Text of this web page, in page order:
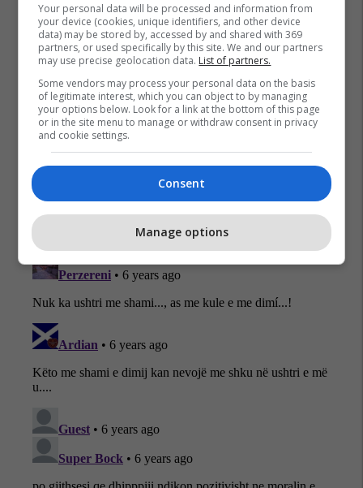
Lvv Labinota Demi-Murtezi
#hashtag
Krenare Vokshi Shala
Your personal data will be processed and information from
your device (cookies, unique identifiers, and other device
data) may be stored by, accessed by and shared with 369
partners, or used specifically by this site. We and our partners
may use precise geolocation data. List of partners.
Some vendors may process your personal data on the basis
of legitimate interest, which you can object to by managing
your options below. Look for a link at the bottom of this page
or in the site menu to manage or withdraw consent in privacy
and cookie settings.
Consent
Manage options